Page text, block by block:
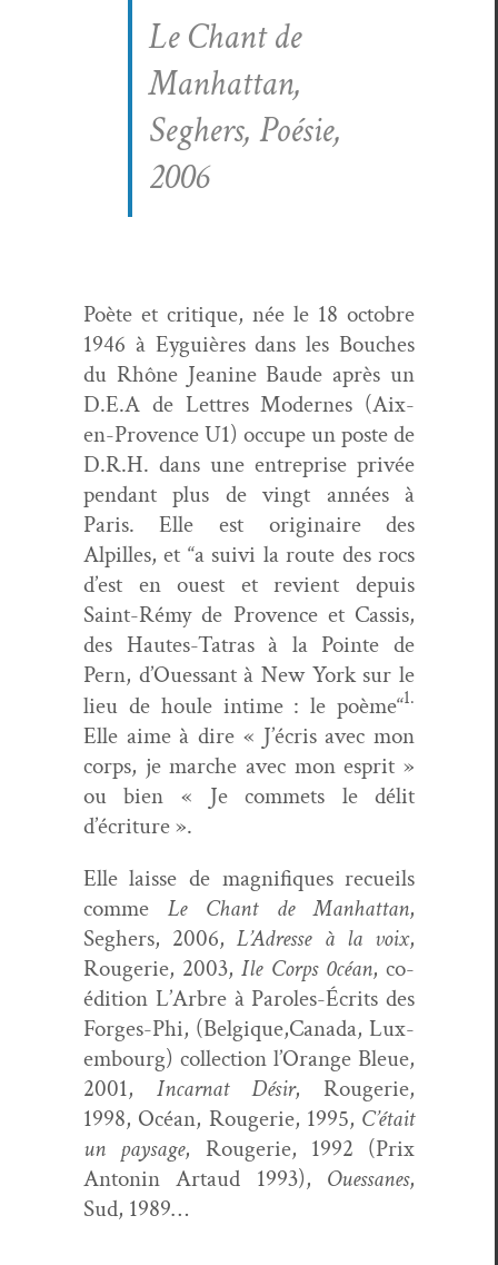
Le Chant de
Man­hat­tan,
Seghers, Poésie,
2006
Poète et cri­tique, née le 18 octo­bre
1946 à Eyguières dans les Bouch­es
du Rhône Jea­nine Baude après un
D.E.A de Let­tres Mod­ernes (Aix-
en-Provence U1) occupe un poste de
D.R.H. dans une entre­prise privée
pen­dant plus de vingt années à
Paris. Elle est orig­i­naire des
Alpilles, et “a suivi la route des rocs
d’est en ouest et revient depuis
Saint-Rémy de Provence et Cas­sis,
des Hautes-Tatras à la Pointe de
Pern, d’Ouessant à New York sur le
lieu de houle intime : le poème“1.
Elle aime à dire « J’écris avec mon
corps, je marche avec mon esprit »
ou bien « Je com­mets le délit
d’écriture ».
Elle laisse de mag­nifiques recueils
comme Le Chant de Man­hat­tan,
Seghers, 2006,L’Adresse à la voix,
Rougerie, 2003,Ile Corps 0céan, co-
édi­tion L’Arbre à Paroles-Écrits des
Forges-Phi, (Belgique,Canada, Lux­
em­bourg) col­lec­tion l’Orange Bleue,
2001, Incar­nat Désir, Rougerie,
1998, Océan, Rougerie, 1995, C’était
un paysage, Rougerie, 1992 (Prix
Antonin Artaud 1993), Oues­sanes,
Sud, 1989…